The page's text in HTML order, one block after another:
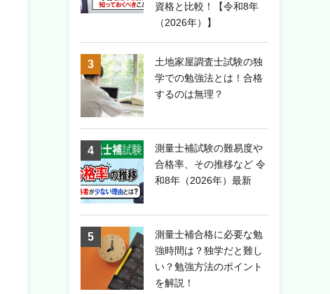
資格と比較！【令和8年
（2026年）】
土地家屋調査士試験の独
学での勉強法とは！合格
するのは無理？
測量士補試験の難易度や
合格率、その推移など 令
和8年（2026年）最新
測量士補合格に必要な勉
強時間は？独学だと難し
い？勉強方法のポイント
を解説！